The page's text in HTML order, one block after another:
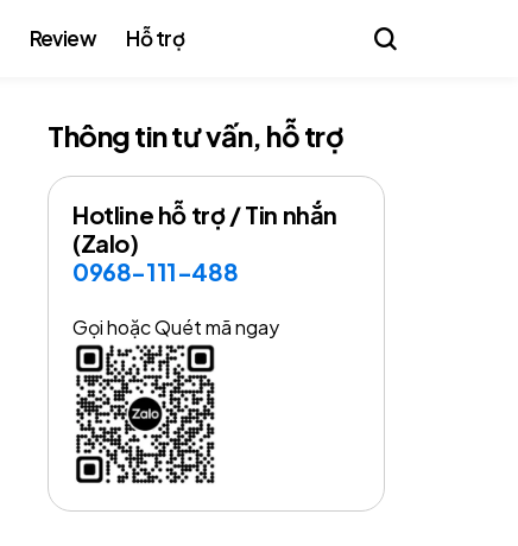
Review Hỗ trợ
Thông tin tư vấn, hỗ trợ
Hotline hỗ trợ / Tin nhắn
(Zalo)
0968-111-488
Gọi hoặc Quét mã ngay